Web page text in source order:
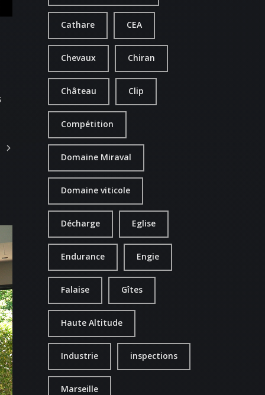
Cathare CEA
Chevaux Chiran
Château Clip
Compétition
Domaine Miraval
Domaine viticole
Décharge Eglise
Endurance Engie
Falaise Gîtes
Haute Altitude
Industrie inspections
Marseille